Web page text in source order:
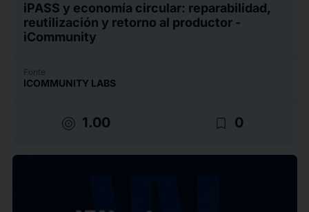
iPASS y economía circular: reparabilidad,
reutilización y retorno al productor -
iCommunity
Fonte
ICOMMUNITY LABS
target 1.00 bookmark_border 0